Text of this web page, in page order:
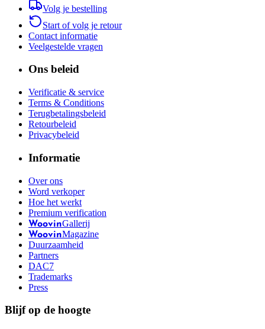
Volg je bestelling
Start of volg je retour
Contact informatie
Veelgestelde vragen
Ons beleid
Verificatie & service
Terms & Conditions
Terugbetalingsbeleid
Retourbeleid
Privacybeleid
Informatie
Over ons
Word verkoper
Hoe het werkt
Premium verification
WoovinGallerij
WoovinMagazine
Duurzaamheid
Partners
DAC7
Trademarks
Press
Blijf op de hoogte